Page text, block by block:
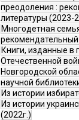
преодоления :
литературы (2023-
Многодетная
рекомендательный
Книги, изданные в
Отечественной
Новгородской
научной
Из истории
Из истории
(2022г.)